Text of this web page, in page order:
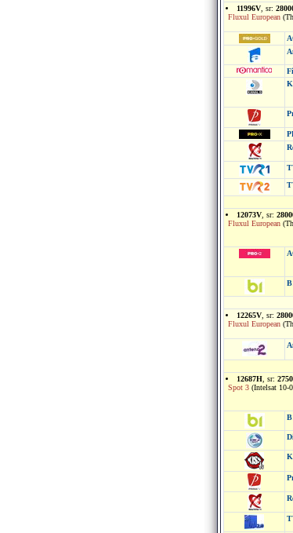
11996V , sr:
Fluxul European
12073V , sr:
Fluxul European
12265V , sr:
Fluxul European
12687H , sr:
Spot 3 (Intelsat 10-